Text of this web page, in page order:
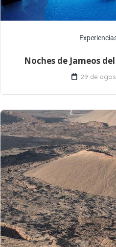
Noches de Jameos
29 de